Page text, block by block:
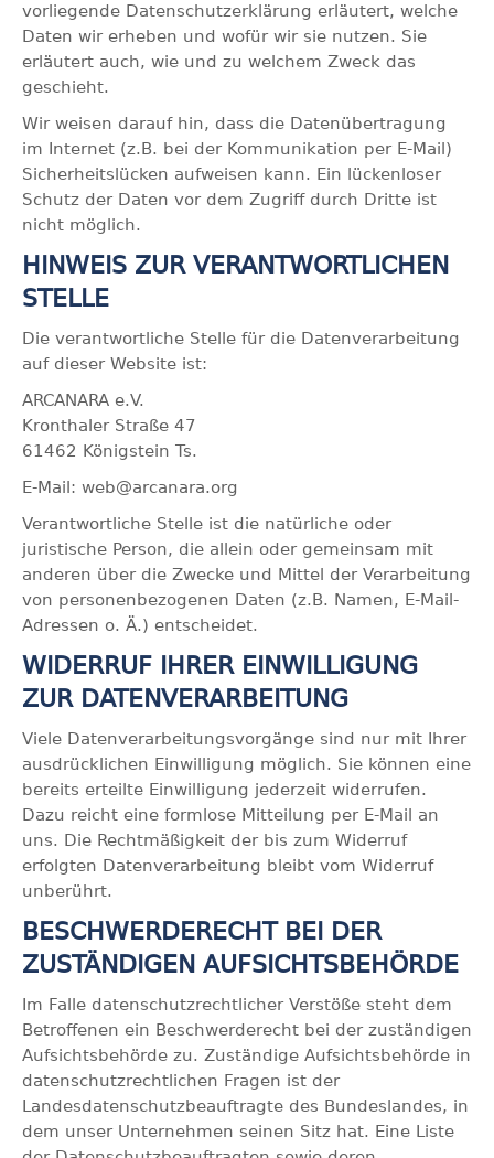
vorliegende Datenschutzerklärung erläutert, welche
Daten wir erheben und wofür wir sie nutzen. Sie
erläutert auch, wie und zu welchem Zweck das
geschieht.
Wir weisen darauf hin, dass die Datenübertragung
im Internet (z.B. bei der Kommunikation per E-Mail)
Sicherheitslücken aufweisen kann. Ein lückenloser
Schutz der Daten vor dem Zugriff durch Dritte ist
nicht möglich.
HINWEIS ZUR VERANTWORTLICHEN
STELLE
Die verantwortliche Stelle für die Datenverarbeitung
auf dieser Website ist:
ARCANARA e.V.
Kronthaler Straße 47
61462 Königstein Ts.
E-Mail: web@arcanara.org
Verantwortliche Stelle ist die natürliche oder
juristische Person, die allein oder gemeinsam mit
anderen über die Zwecke und Mittel der Verarbeitung
von personenbezogenen Daten (z.B. Namen, E-Mail-
Adressen o. Ä.) entscheidet.
WIDERRUF IHRER EINWILLIGUNG
ZUR DATENVERARBEITUNG
Viele Datenverarbeitungsvorgänge sind nur mit Ihrer
ausdrücklichen Einwilligung möglich. Sie können eine
bereits erteilte Einwilligung jederzeit widerrufen.
Dazu reicht eine formlose Mitteilung per E-Mail an
uns. Die Rechtmäßigkeit der bis zum Widerruf
erfolgten Datenverarbeitung bleibt vom Widerruf
unberührt.
BESCHWERDERECHT BEI DER
ZUSTÄNDIGEN AUFSICHTSBEHÖRDE
Im Falle datenschutzrechtlicher Verstöße steht dem
Betroffenen ein Beschwerderecht bei der zuständigen
Aufsichtsbehörde zu. Zuständige Aufsichtsbehörde in
datenschutzrechtlichen Fragen ist der
Landesdatenschutzbeauftragte des Bundeslandes, in
dem unser Unternehmen seinen Sitz hat. Eine Liste